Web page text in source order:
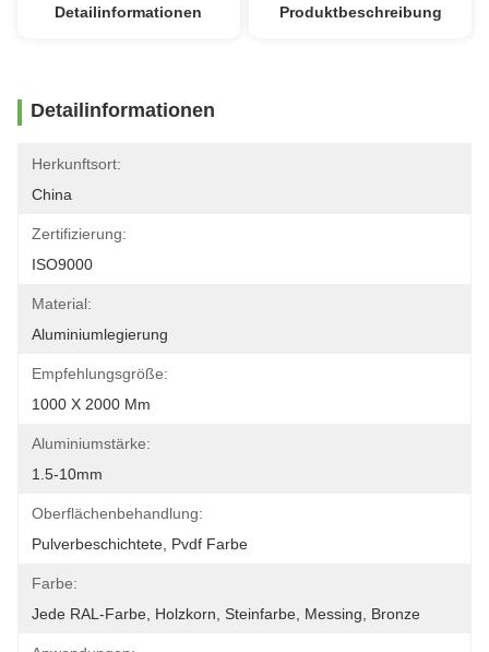
Detailinformationen Produktbeschreibung
Detailinformationen
Herkunftsort:
China
Zertifizierung:
ISO9000
Material:
Aluminiumlegierung
Empfehlungsgröße:
1000 X 2000 Mm
Aluminiumstärke:
1.5-10mm
Oberflächenbehandlung:
Pulverbeschichtete, Pvdf Farbe
Farbe:
Jede RAL-Farbe, Holzkorn, Steinfarbe, Messing, Bronze